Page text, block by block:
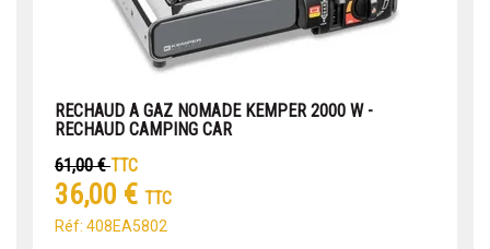
RECHAUD A GAZ NOMADE KEMPER 2000 W -
RECHAUD CAMPING CAR
61,00 €TTC
36,00 € TTC
Réf: 408EA5802